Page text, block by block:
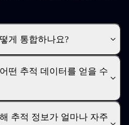
게 통합하나요?
떤 추적 데이터를 얻을 수
추적 정보가 얼마나 자주